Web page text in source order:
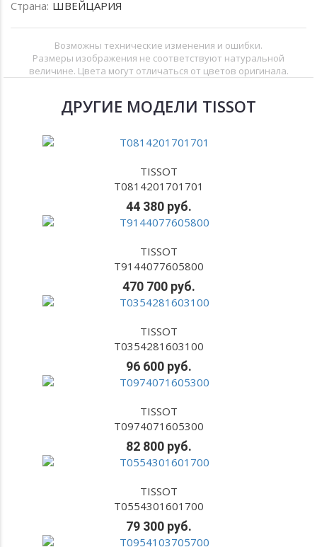
Страна: ШВЕЙЦАРИЯ
Возможны технические изменения и ошибки.
Размеры изображения не соответствуют натуральной
величине. Цвета могут отличаться от цветов оригинала.
ДРУГИЕ МОДЕЛИ TISSOT
TISSOT
T0814201701701
44 380 руб.
TISSOT
T9144077605800
470 700 руб.
TISSOT
T0354281603100
96 600 руб.
TISSOT
T0974071605300
82 800 руб.
TISSOT
T0554301601700
79 300 руб.